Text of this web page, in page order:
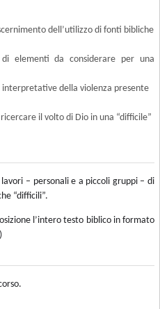
dell’utilizzo di fonti bibliche
di elementi da considerare per una
interpretative della violenza presente
il volto di Dio in una “difficile”
– personali e a piccoli gruppi – di
“difficili”.
l’intero testo biblico in formato